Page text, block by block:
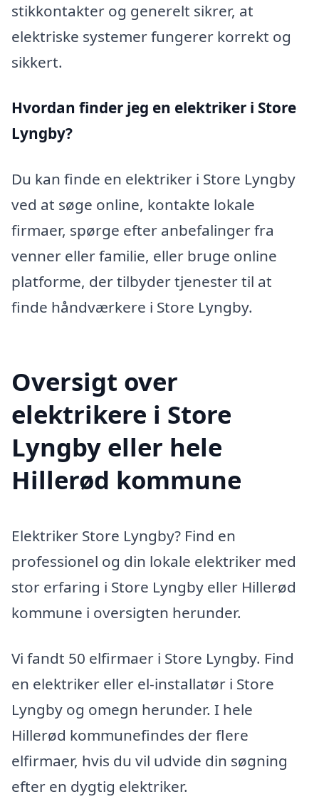
stikkontakter og generelt sikrer, at
elektriske systemer fungerer korrekt og
sikkert.
Hvordan finder jeg en elektriker i Store
Lyngby?
Du kan finde en elektriker i Store Lyngby
ved at søge online, kontakte lokale
firmaer, spørge efter anbefalinger fra
venner eller familie, eller bruge online
platforme, der tilbyder tjenester til at
finde håndværkere i Store Lyngby.
Oversigt over
elektrikere i Store
Lyngby eller hele
Hillerød kommune
Elektriker Store Lyngby? Find en
professionel og din lokale elektriker med
stor erfaring i Store Lyngby eller Hillerød
kommune i oversigten herunder.
Vi fandt 50 elfirmaer i Store Lyngby. Find
en elektriker eller el-installatør i Store
Lyngby og omegn herunder. I hele
Hillerød kommunefindes der flere
elfirmaer, hvis du vil udvide din søgning
efter en dygtig elektriker.